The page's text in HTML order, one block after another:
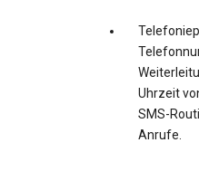
Uhrzeit
SMS-
Anrufe.